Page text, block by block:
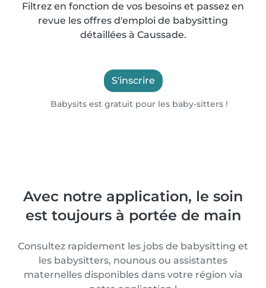
Filtrez en fonction de vos besoins et passez en
revue les offres d'emploi de babysitting
détaillées à Caussade.
S'inscrire
Babysits est gratuit pour les baby-sitters !
Avec notre application, le soin
est toujours à portée de main
Consultez rapidement les jobs de babysitting et
les babysitters, nounous ou assistantes
maternelles disponibles dans votre région via